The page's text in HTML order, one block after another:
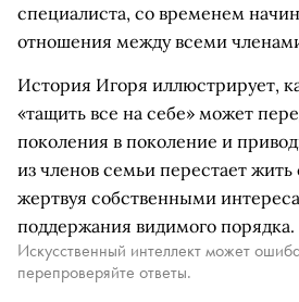
специалиста, со временем
отношения между всеми
История Игоря иллюстрирует,
«тащить все на себе» может
поколения в поколение и
из членов семьи перестает
жертвуя собственными
поддержания видимого порядка.
Искусственный интеллект может
перепроверяйте ответы.